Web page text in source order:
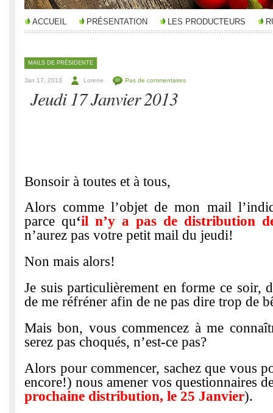
ACCUEIL PRÉSENTATION LES PRODUCTEURS
MAILS DE PRÉSIDENTE
Jan 17, 2013 Lorene Pas de commentaires
Jeudi 17 Janvier 2013
Bonsoir à toutes et à tous,
Alors comme l’objet de mon mail
parce qu‘il n’y a pas de distribution
n’aurez pas votre petit mail du jeudi!
Non mais alors!
Je suis particulièrement en forme ce soir,
de me réfréner afin de ne pas dire trop de
Mais bon, vous commencez à me
serez pas choqués, n’est-ce pas?
Alors pour commencer, sachez que vous
encore!) nous amener vos questionnaires
prochaine distribution, le 25 Janvier).